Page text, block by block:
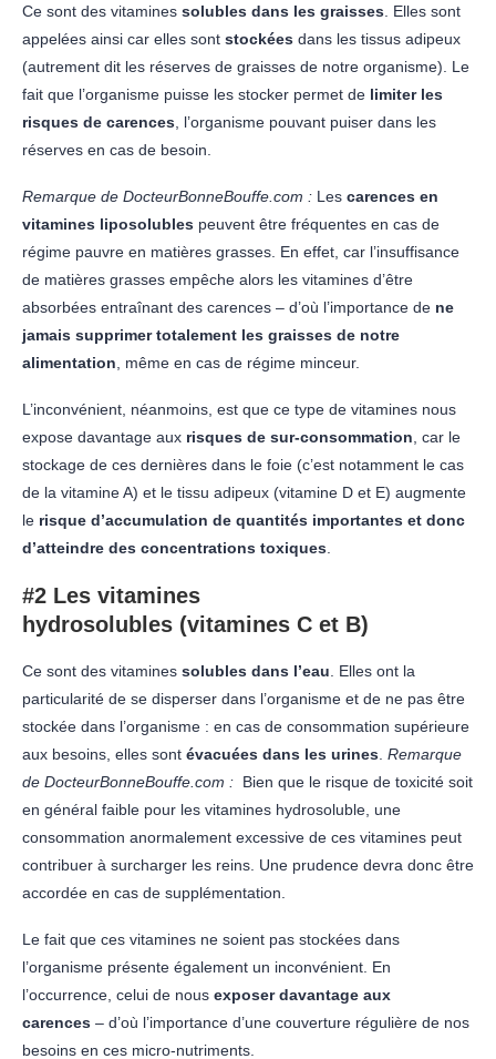
Ce sont des vitamines solubles dans les graisses . Elles sont
appelées ainsi car elles sont stockées dans les tissus adipeux
(autrement dit les réserves de graisses de notre organisme). Le
fait que l’organisme puisse les stocker permet de limiter les
risques de carences , l’organisme pouvant puiser dans les
réserves en cas de besoin.
Remarque de DocteurBonneBouffe.com : Les carences en
vitamines liposolubles peuvent être fréquentes en cas de
régime pauvre en matières grasses. En effet, car l’insuffisance
de matières grasses empêche alors les vitamines d’être
absorbées entraînant des carences – d’où l’importance de ne
jamais supprimer totalement les graisses de notre
alimentation , même en cas de régime minceur.
L’inconvénient, néanmoins, est que ce type de vitamines nous
expose davantage aux risques de sur-consommation , car le
stockage de ces dernières dans le foie (c’est notamment le cas
de la vitamine A) et le tissu adipeux (vitamine D et E) augmente
le risque d’accumulation de quantités importantes et donc
d’atteindre des concentrations toxiques
#2 Les vitamines
hydrosolubles (vitamines C et B)
Ce sont des vitamines solubles dans l’eau . Elles ont la
particularité de se disperser dans l’organisme et de ne pas être
stockée dans l’organisme : en cas de consommation supérieure
aux besoins, elles sont évacuées dans les urines Remarque
de DocteurBonneBouffe.com : Bien que le risque de toxicité soit
en général faible pour les vitamines hydrosoluble, une
consommation anormalement excessive de ces vitamines peut
contribuer à surcharger les reins. Une prudence devra donc être
accordée en cas de supplémentation.
Le fait que ces vitamines ne soient pas stockées dans
l’organisme présente également un inconvénient. En
l’occurrence, celui de nous exposer davantage aux
carences – d’où l’importance d’une couverture régulière de nos
besoins en ces micro-nutriments.